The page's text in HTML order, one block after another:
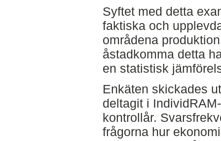
Syftet med detta
faktiska och
områdena
åstadkomma detta
en statistisk
Enkäten skickades
deltagit i
kontrollår.
frågorna hur